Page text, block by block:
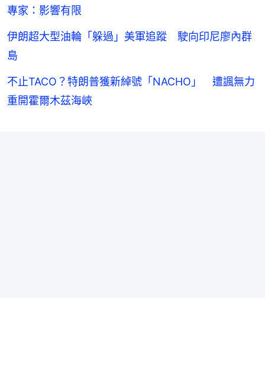
專家：影響有限
伊朗超大型油輪「躲過」美軍追蹤 駛向印尼廖內群
島
不止TACO？特朗普獲新綽號「NACHO」 遭諷無力
重開霍爾木茲海峽